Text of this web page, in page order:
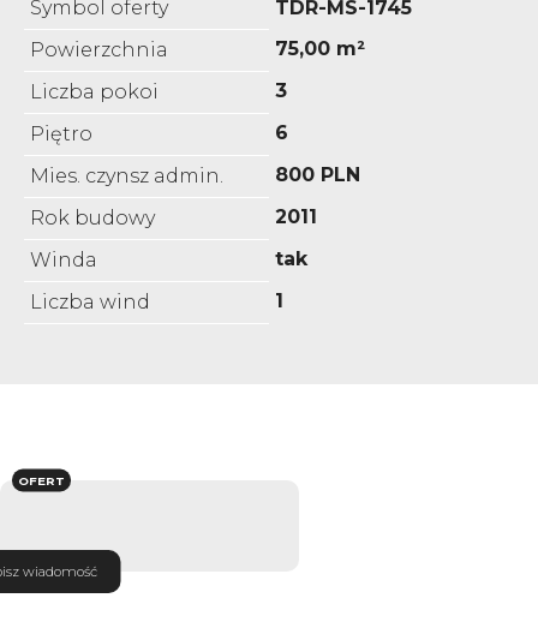
Symbol oferty
TDR-MS-1745
Powierzchnia
75,00 m²
Liczba pokoi
3
Piętro
6
Mies. czynsz admin.
800 PLN
Rok budowy
2011
Winda
tak
Liczba wind
1
wiadomość
OFERT